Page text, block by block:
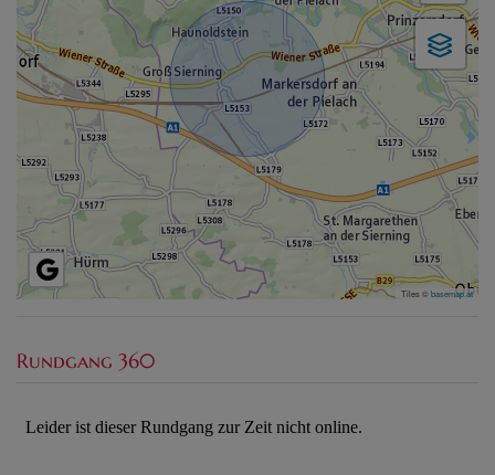
Tiles ©basemap.at
Rundgang 360